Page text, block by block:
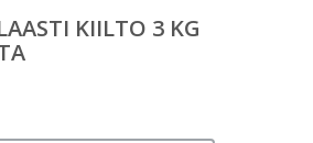
KIILTO 3 KG